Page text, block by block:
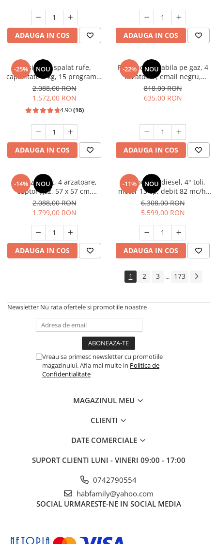
ADAUGA IN COS ADAUGA IN COS
-25% NOU
Masina de spalat rufe,
capacitate 9 kg, 15 programe,
1400 Rpm, clasa A, Slim,
motor Inverter, Samus WSLI-
9144
2.088,00 RON
1.572,00 RON
4.90(16)
ADAUGA IN COS
-22% NOU
Plita incorporabila pe gaz, 4
arzatoare, email negru,
gratare din fonta, aprindere
electrica, Samus
818,00 RON
635,00 RON
ADAUGA IN COS
-14% NOU
Aragaz rustic, 4 arzatoare,
cuptor gaz, 57 x 57 cm,
rotisor, grill, ventilatie,
aprindere electrica, gratare
fonta, negru + plita inox,
Studio Casa Marco
2.088,00 RON
1.799,00 RON
ADAUGA IN COS
-11% NOU
Motopompa diesel, 4" toli,
motor 13 cp, debit 82 mc/h,
pornire electrica, refulare
60m, aspiratie 8m, Visoli
6.308,00 RON
5.599,00 RON
ADAUGA IN COS
1 2 3 ... 173
Newsletter Nu rata ofertele si promotiile noastre
Vreau sa primesc newsletter cu promotiile
magazinului. Afla mai multe in Politica de
Confidentialitate
MAGAZINUL MEU
CLIENTI
DATE COMERCIALE
SUPORT CLIENTI LUNI - VINERI 09:00 - 17:00
0742790554
habfamily@yahoo.com
SOCIAL URMARESTE-NE IN SOCIAL MEDIA